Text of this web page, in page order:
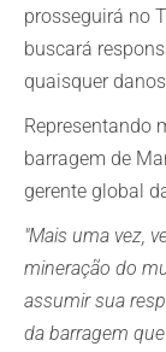
prosseguirá no
buscará
quaisquer
Representando
barragem de
gerente global
"Mais uma vez,
mineração do
assumir sua
da barragem